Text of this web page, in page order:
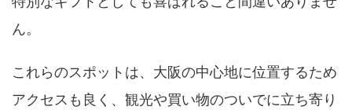
ん。
これらのスポットは、大阪の中心地に位置するため
アクセスも良く、観光や買い物のついでに立ち寄り